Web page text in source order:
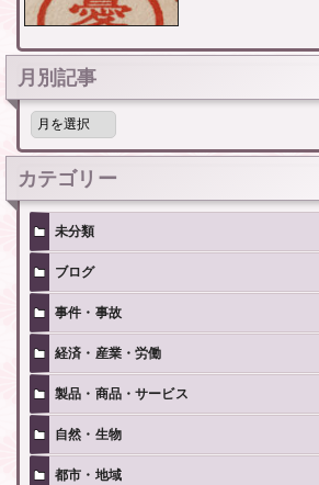
月別記事
月
記
事
カテゴリー
未分類
ブログ
事件・事故
経済・産業・労働
製品・商品・サービス
自然・生物
都市・地域